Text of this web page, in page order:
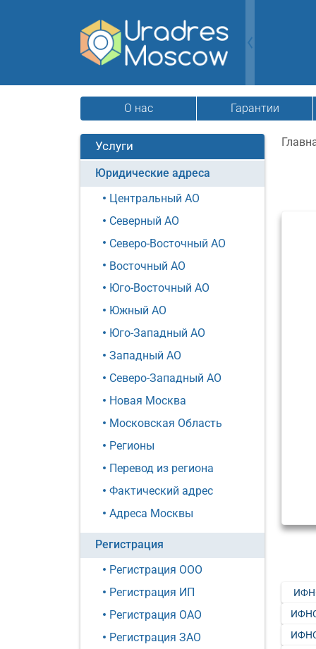
О нас Гарантии
Услуги
Юридические адреса
Центральный АО
Северный АО
Северо-Восточный АО
Восточный АО
Юго-Восточный АО
Южный АО
Юго-Западный АО
Западный АО
Северо-Западный АО
Новая Москва
Московская Область
Регионы
Перевод из региона
Фактический адрес
Адреса Москвы
Регистрация
Регистрация ООО
Регистрация ИП
Регистрация ОАО
Регистрация ЗАО